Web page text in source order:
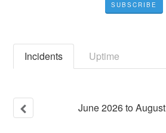
SUBSCRIBE
Incidents Uptime
June2026toAugust